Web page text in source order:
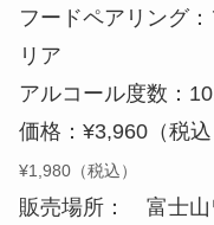
フードペアリング
リア
アルコール度数：
価格：¥3,960（税
¥1,980（税込）
販売場所： 富士山